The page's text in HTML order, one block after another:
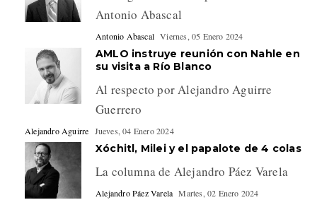
Antonio Abascal
Antonio Abascal Viernes, 05 Enero 2024
AMLO instruye reunión con Nahle en
su visita a Río Blanco
Al respecto por Alejandro Aguirre
Guerrero
Alejandro Aguirre Jueves, 04 Enero 2024
Xóchitl, Milei y el papalote de 4 colas
La columna de Alejandro Páez Varela
Alejandro Páez Varela Martes, 02 Enero 2024